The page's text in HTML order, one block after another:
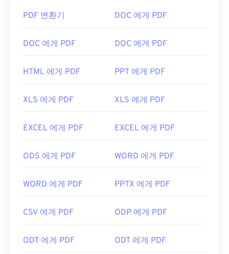
PDF 파일을 어떻게 여나요?
Adobe Acrobat Reader를
사용합니다. Adobe는
연 가장인기 있는 무료 PDF 리더입니다. 사용하기
는 전혀 어렵지 않지만, 제 생각에는 불필요하거나 원
프로그램입니다.
PDF 파일을 자동으로 열 수 있습니다. 추가 기능이나
도 있지만, 온라인에서 PDF 링크를 클릭하면 자동으
기능을 원하신다면
SumatraPDF 나MuPDF를
개발자: ISO
유용한 링크:
PDF 변환기 DOC 에게 PDF
DOC 에게 PDF DOC 에게 PDF
HTML 에게 PDF PPT 에게 PDF
XLS 에게 PDF XLS 에게 PDF
EXCEL 에게 PDF EXCEL 에게 PDF
ODS 에게 PDF WORD 에게 PDF
WORD 에게 PDF PPTX 에게 PDF
CSV 에게 PDF ODP 에게 PDF
ODT 에게 PDF ODT 에게 PDF